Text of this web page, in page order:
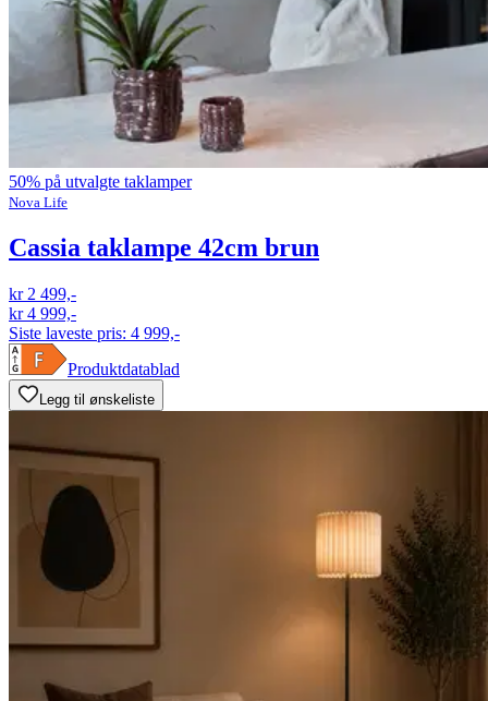
50% på utvalgte taklamper
Nova Life
Cassia taklampe 42cm brun
kr 2 499,-
kr 4 999,-
Siste laveste pris: 4 999,-
Produktdatablad
Legg til ønskeliste